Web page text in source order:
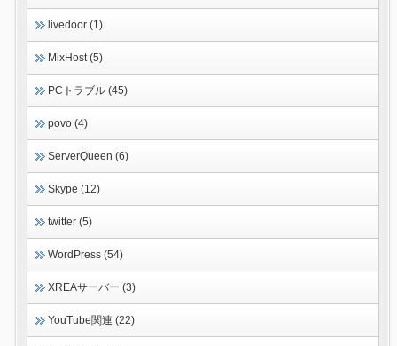
livedoor (1)
MixHost (5)
PCトラブル (45)
povo (4)
ServerQueen (6)
Skype (12)
twitter (5)
WordPress (54)
XREAサーバー (3)
YouTube関連 (22)